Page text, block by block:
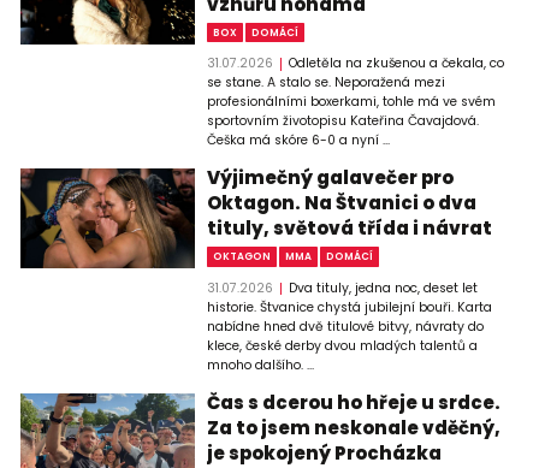
BOX DOMÁCÍ
31.07.2026
Odletěla na zkušenou a čekala, co
se stane. A stalo se. Neporažená mezi
profesionálními boxerkami, tohle má ve svém
sportovním životopisu Kateřina Čavajdová.
Češka má skóre 6-0 a nyní ...
Výjimečný galavečer pro
Oktagon. Na Štvanici o dva
tituly, světová třída i návrat
OKTAGON MMA DOMÁCÍ
31.07.2026
Dva tituly, jedna noc, deset let
historie. Štvanice chystá jubilejní bouři. Karta
nabídne hned dvě titulové bitvy, návraty do
klece, české derby dvou mladých talentů a
mnoho dalšího. ...
Čas s dcerou ho hřeje u srdce.
Za to jsem neskonale vděčný,
je spokojený Procházka